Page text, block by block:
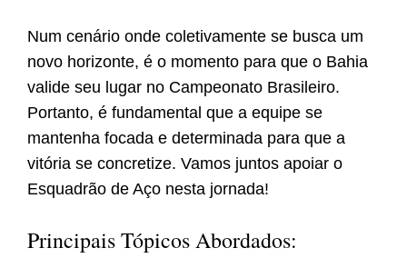
Num cenário onde coletivamente se busca um
novo horizonte, é o momento para que o Bahia
valide seu lugar no Campeonato Brasileiro.
Portanto, é fundamental que a equipe se
mantenha focada e determinada para que a
vitória se concretize. Vamos juntos apoiar o
Esquadrão de Aço nesta jornada!
Principais Tópicos Abordados: